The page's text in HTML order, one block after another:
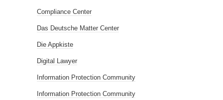
Compliance Center
Das Deutsche Matter Center
Die Appkiste
Digital Lawyer
Information Protection Community
Information Protection Community